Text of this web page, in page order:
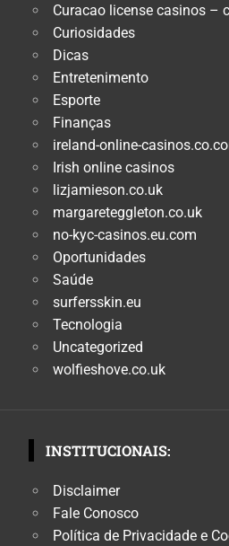
Curacao license casinos –
Curiosidades
Dicas
Entretenimento
Esporte
Finanças
ireland-online-
Irish online casinos
lizjamieson.co.uk
margareteggleton.co.uk
no-kyc-casinos.eu.com
Oportunidades
Saúde
surfersskin.eu
Tecnologia
Uncategorized
wolfieshove.co.uk
INSTITUCIONAIS:
Disclaimer
Fale Conosco
Política de Privacidade e